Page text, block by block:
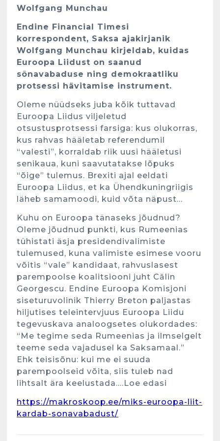
Wolfgang Munchau
Endine Financial Timesi
korrespondent, Saksa ajakirjanik
Wolfgang Munchau kirjeldab, kuidas
Euroopa Liidust on saanud
sõnavabaduse ning demokraatliku
protsessi hävitamise instrument.
Oleme nüüdseks juba kõik tuttavad
Euroopa Liidus viljeletud
otsustusprotsessi farsiga: kus olukorras,
kus rahvas hääletab referendumil
“valesti”, korraldab riik uusi hääletusi
senikaua, kuni saavutatakse lõpuks
“õige” tulemus. Brexiti ajal eeldati
Euroopa Liidus, et ka Ühendkuningriigis
läheb samamoodi, kuid võta näpust…
Kuhu on Euroopa tänaseks jõudnud?
Oleme jõudnud punkti, kus Rumeenias
tühistati äsja presidendivalimiste
tulemused, kuna valimiste esimese vooru
võitis “vale” kandidaat, rahvuslasest
parempoolse koalitsiooni juht Călin
Georgescu. Endine Euroopa Komisjoni
siseturuvolinik Thierry Breton paljastas
hiljutises teleintervjuus Euroopa Liidu
tegevuskava analoogsetes olukordades:
“Me tegime seda Rumeenias ja ilmselgelt
teeme seda vajadusel ka Saksamaal.”
Ehk teisisõnu: kui me ei suuda
parempoolseid võita, siis tuleb nad
lihtsalt ära keelustada….Loe edasi
https://makroskoop.ee/miks-euroopa-liit-
kardab-sonavabadust/
Kunglarahva Turuplats
Eestlaste toidu -ja
kokkusaamise koht Soomes,
Espoos
märts 24, 2025
Kunglarahva Turuplats
märts 24, 2025